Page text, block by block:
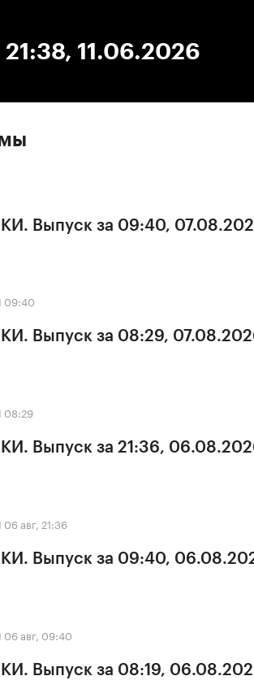
11.06.2026
Выпуск за 09:40,
09:40
Выпуск за 08:29,
08:29
Выпуск за 21:36,
06 авг, 21:36
Выпуск за 09:40,
06 авг, 09:40
Выпуск за 08:19,